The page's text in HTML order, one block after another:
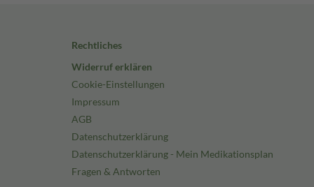
Rechtliches
Widerruf erklären
Cookie-Einstellungen
Impressum
AGB
Datenschutzerklärung
Datenschutzerklärung - Mein Medikationsplan
Fragen & Antworten